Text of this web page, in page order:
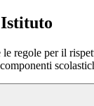
regole per il